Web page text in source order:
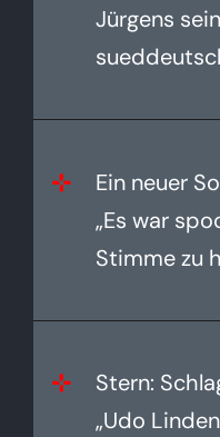
Jürgens
Ein neuer
„Es war
Stimme zu
Stern:
„Udo